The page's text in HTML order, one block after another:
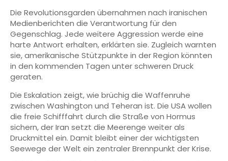
Die Revolutionsgarden übernahmen nach iranischen
Medienberichten die Verantwortung für den
Gegenschlag. Jede weitere Aggression werde eine
harte Antwort erhalten, erklärten sie. Zugleich warnten
sie, amerikanische Stützpunkte in der Region könnten
in den kommenden Tagen unter schweren Druck
geraten.
Die Eskalation zeigt, wie brüchig die Waffenruhe
zwischen Washington und Teheran ist. Die USA wollen
die freie Schifffahrt durch die Straße von Hormus
sichern, der Iran setzt die Meerenge weiter als
Druckmittel ein. Damit bleibt einer der wichtigsten
Seewege der Welt ein zentraler Brennpunkt der Krise.